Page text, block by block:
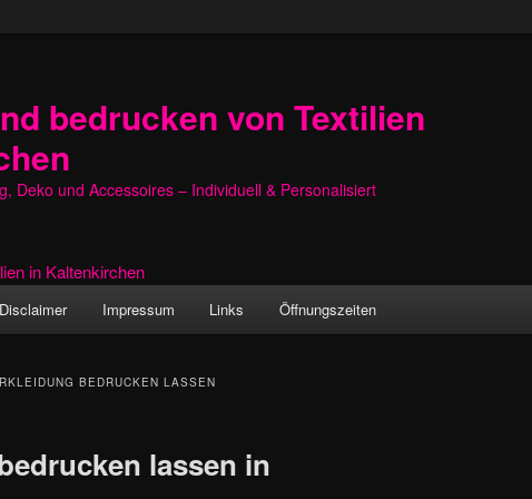
bedrucken von Textilien
Deko und Accessoires – Individuell & Personalisiert
Disclaimer Impressum Links Öffnungszeiten
BEDRUCKEN LASSEN
lassen in